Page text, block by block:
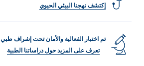
إكتشف نهجنا البيئي الحيوي
تم اختبار الفعالية والأمان تحت إشراف طبي
تعرف على المزيد حول دراساتنا الطبية